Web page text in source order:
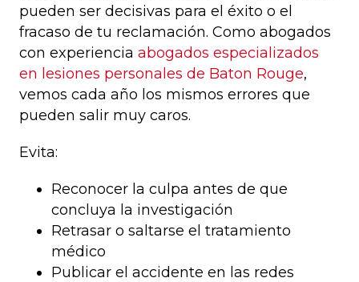
pueden ser decisivas para el éxito o el
fracaso de tu reclamación. Como abogados
con experiencia abogados especializados
en lesiones personales de Baton Rouge,
vemos cada año los mismos errores que
pueden salir muy caros.
Evita:
Reconocer la culpa antes de que
concluya la investigación
Retrasar o saltarse el tratamiento
médico
Publicar el accidente en las redes